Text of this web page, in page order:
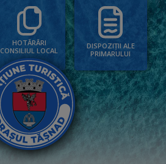
HOTĂRÂRI
CONSILIUL LOCAL
DISPOZIȚII ALE
PRIMARULUI